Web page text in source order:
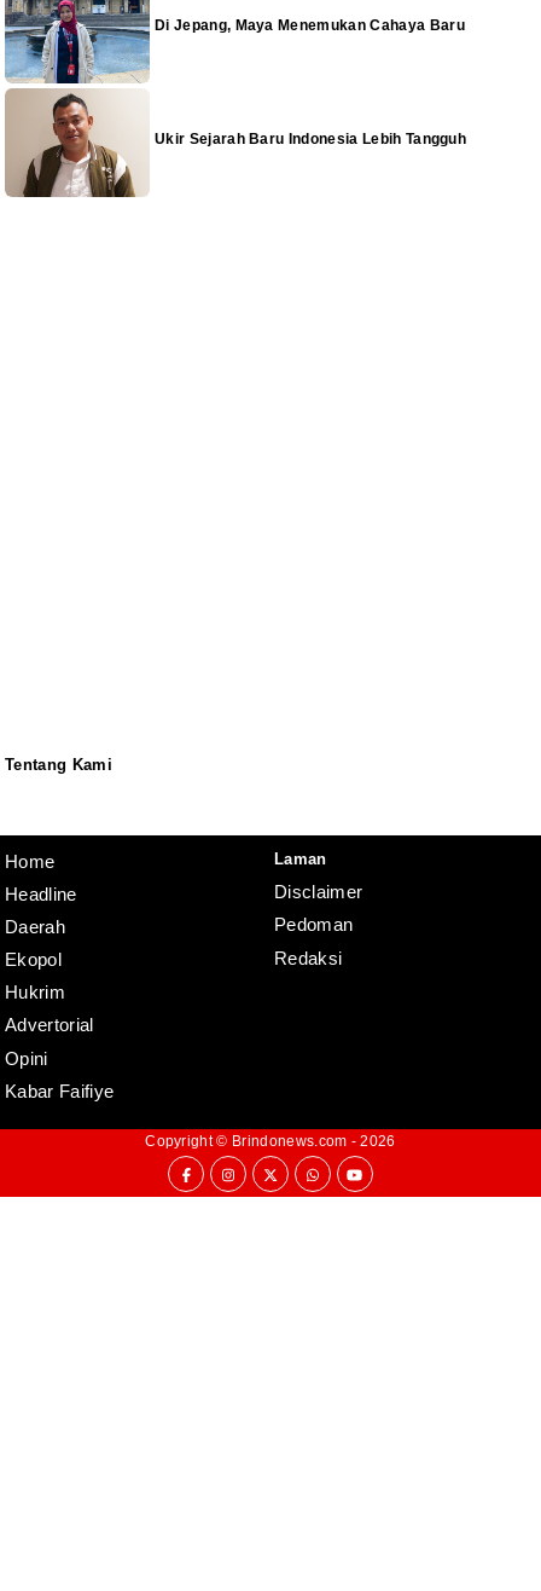
Di Jepang, Maya Menemukan Cahaya Baru
Ukir Sejarah Baru Indonesia Lebih Tangguh
Tentang Kami
Home
Headline
Daerah
Ekopol
Hukrim
Advertorial
Opini
Kabar Faifiye
Laman
Disclaimer
Pedoman
Redaksi
Copyright © Brindonews.com - 2026